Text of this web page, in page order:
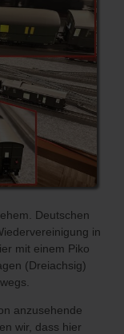
Deutschen
in
mit einem Piko
(Dreiachsig)
anzusehende
wir, dass hier